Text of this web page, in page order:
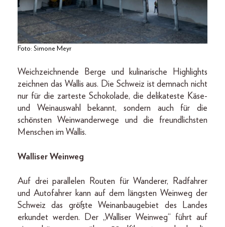
Foto: Simone Meyr
Weichzeichnende Berge und kulinarische Highlights
zeichnen das Wallis aus. Die Schweiz ist demnach nicht
nur für die zarteste Schokolade, die delikateste Käse-
und Weinauswahl bekannt, sondern auch für die
schönsten Weinwanderwege und die freundlichsten
Menschen im Wallis.
Walliser Weinweg
Auf drei parallelen Routen für Wanderer, Radfahrer
und Autofahrer kann auf dem längsten Weinweg der
Schweiz das größte Weinanbaugebiet des Landes
erkundet werden. Der „Walliser Weinweg“ führt auf